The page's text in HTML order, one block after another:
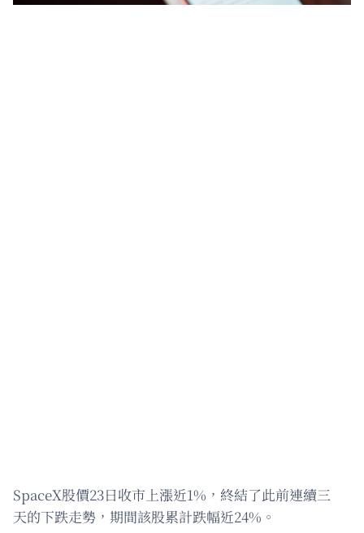
SpaceX股價23日收市上漲近1%，終結了此前連續三
天的下跌走勢，期間該股累計跌幅近24%。